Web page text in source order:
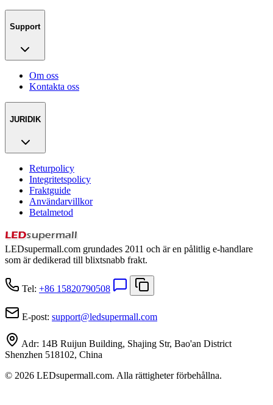
Support
Om oss
Kontakta oss
JURIDIK
Returpolicy
Integritetspolicy
Fraktguide
Användarvillkor
Betalmetod
LEDsupermall.com grundades 2011 och är en pålitlig e-handlare
som är dedikerad till blixtsnabb frakt.
Tel: +86 15820790508
E-post: support@ledsupermall.com
Adr: 14B Ruijun Building, Shajing Str, Bao'an District
Shenzhen 518102, China
© 2026 LEDsupermall.com. Alla rättigheter förbehållna.